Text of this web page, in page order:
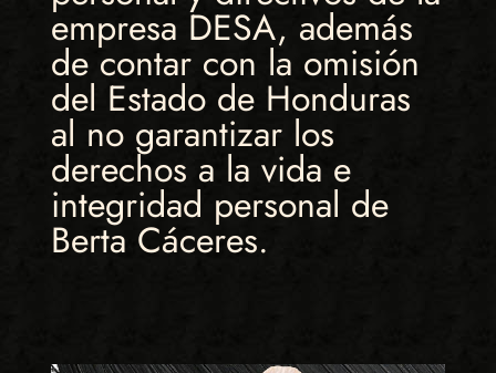
empresa DESA, además
de contar con la omisión
del Estado de Honduras
al no garantizar los
derechos a la vida e
integridad personal de
Berta Cáceres.